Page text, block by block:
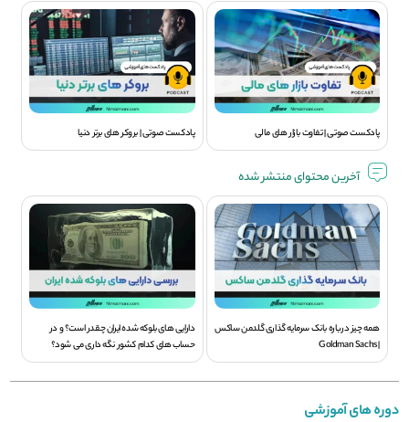
پادکست صوتی | تفاوت بازار های مالی پادکست صوتی | بروکر های برتر دنیا
آخرین محتوای منتشر شده
همه چیز درباره بانک سرمایه گذاری گلدمن ساکس
| Goldman Sachs
دارایی های بلوکه شده ایران چقدر است؟ و در
حساب های کدام کشور نگه داری می شود؟
دوره های آموزشی